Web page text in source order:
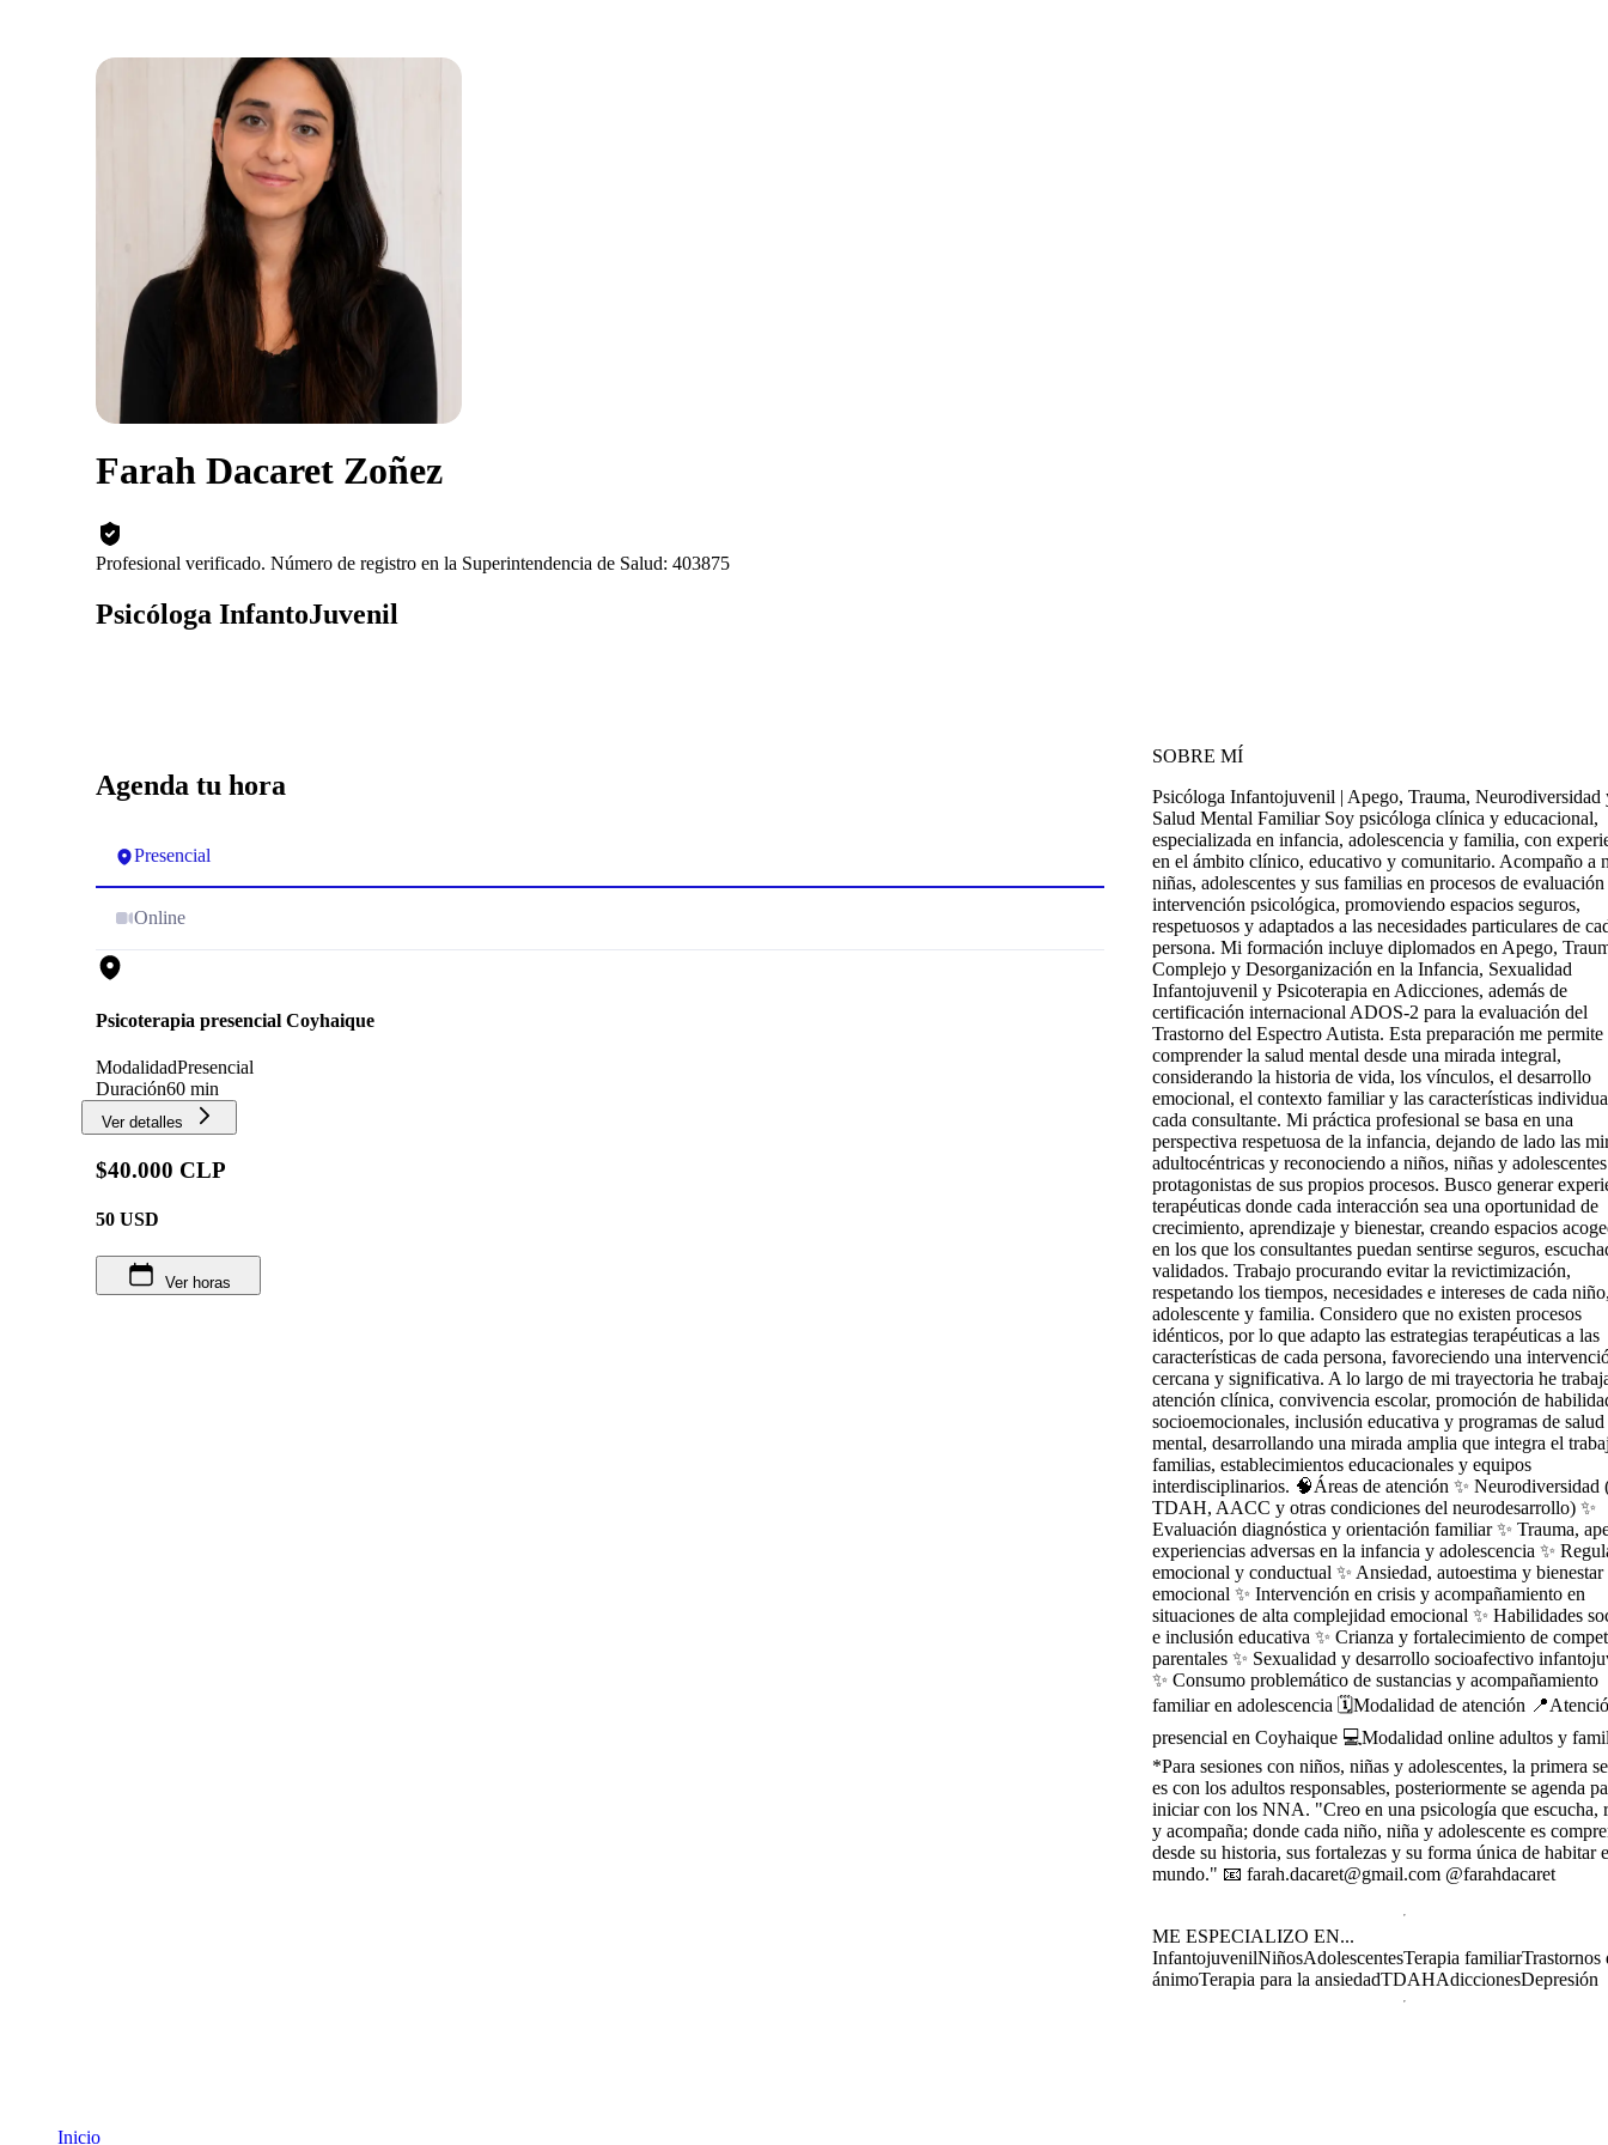
Farah Dacaret Zoñez
Profesional verificado. Número de registro en la Superintendencia de Salud: 403875
Psicóloga InfantoJuvenil
Agenda tu hora
Presencial
Online
Psicoterapia presencial Coyhaique
ModalidadPresencial
Duración60 min
Ver detalles
$40.000 CLP
50 USD
Ver horas
SOBRE MÍ
Psicóloga Infantojuvenil | Apego, Trauma, Neurodiversidad
Salud Mental Familiar Soy psicóloga clínica y educacional,
especializada en infancia, adolescencia y familia, con
en el ámbito clínico, educativo y comunitario. Acompaño a
niñas, adolescentes y sus familias en procesos de evaluación
intervención psicológica, promoviendo espacios seguros,
respetuosos y adaptados a las necesidades particulares de
persona. Mi formación incluye diplomados en Apego,
Complejo y Desorganización en la Infancia, Sexualidad
Infantojuvenil y Psicoterapia en Adicciones, además de
certificación internacional ADOS-2 para la evaluación del
Trastorno del Espectro Autista. Esta preparación me permite
comprender la salud mental desde una mirada integral,
considerando la historia de vida, los vínculos, el desarrollo
emocional, el contexto familiar y las características
cada consultante. Mi práctica profesional se basa en una
perspectiva respetuosa de la infancia, dejando de lado las
adultocéntricas y reconociendo a niños, niñas y
protagonistas de sus propios procesos. Busco generar
terapéuticas donde cada interacción sea una oportunidad de
crecimiento, aprendizaje y bienestar, creando espacios
en los que los consultantes puedan sentirse seguros,
validados. Trabajo procurando evitar la revictimización,
respetando los tiempos, necesidades e intereses de cada
adolescente y familia. Considero que no existen procesos
idénticos, por lo que adapto las estrategias terapéuticas a las
características de cada persona, favoreciendo una
cercana y significativa. A lo largo de mi trayectoria he
atención clínica, convivencia escolar, promoción de
socioemocionales, inclusión educativa y programas de salud
mental, desarrollando una mirada amplia que integra el
familias, establecimientos educacionales y equipos
interdisciplinarios. 🧠Áreas de atención ✨
TDAH, AACC y otras condiciones del neurodesarrollo) ✨
Evaluación diagnóstica y orientación familiar ✨ Trauma,
experiencias adversas en la infancia y adolescencia ✨
emocional y conductual ✨ Ansiedad, autoestima y bienestar
emocional ✨ Intervención en crisis y acompañamiento en
situaciones de alta complejidad emocional ✨ Habilidades
e inclusión educativa ✨ Crianza y fortalecimiento de
parentales ✨ Sexualidad y desarrollo socioafectivo
✨ Consumo problemático de sustancias y acompañamiento
familiar en adolescencia 🗓️Modalidad de atención
presencial en Coyhaique 💻Modalidad online adultos y
*Para sesiones con niños, niñas y adolescentes, la primera
es con los adultos responsables, posteriormente se agenda
iniciar con los NNA. "Creo en una psicología que escucha,
y acompaña; donde cada niño, niña y adolescente es
desde su historia, sus fortalezas y su forma única de habitar
mundo." 📧 farah.dacaret@gmail.com @farahdacaret
ME ESPECIALIZO EN...
InfantojuvenilNiñosAdolescentesTerapia familiarTrastornos
ánimoTerapia para la ansiedadTDAHAdiccionesDepresión
Inicio